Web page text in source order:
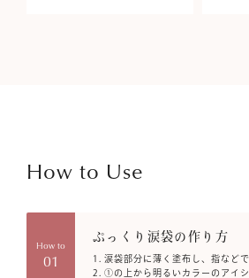
How to Use
How to
01
ぷっくり涙袋の作り方
1. 涙袋部分に薄く塗布し、指など
2. ①の上から明るいカラーのアイシ